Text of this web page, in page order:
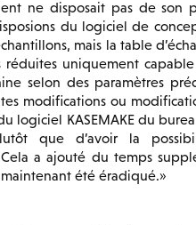
ne disposait pas de
du logiciel de
mais la table
uniquement capable
selon des paramètres
modifications ou
logiciel KASEMAKE du
que d’avoir la
a ajouté du temps
été éradiqué.